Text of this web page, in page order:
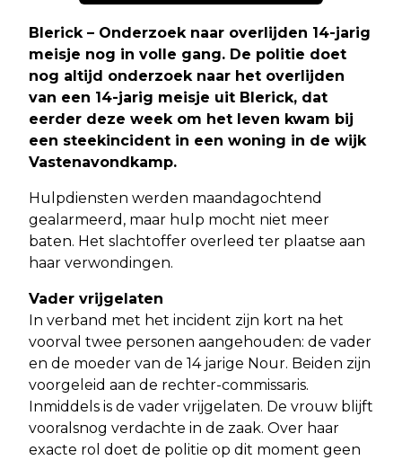
Blerick – Onderzoek naar overlijden 14-jarig
meisje nog in volle gang. De politie doet
nog altijd onderzoek naar het overlijden
van een 14-jarig meisje uit Blerick, dat
eerder deze week om het leven kwam bij
een steekincident in een woning in de wijk
Vastenavondkamp.
Hulpdiensten werden maandagochtend
gealarmeerd, maar hulp mocht niet meer
baten. Het slachtoffer overleed ter plaatse aan
haar verwondingen.
Vader vrijgelaten
In verband met het incident zijn kort na het
voorval twee personen aangehouden: de vader
en de moeder van de 14 jarige Nour. Beiden zijn
voorgeleid aan de rechter-commissaris.
Inmiddels is de vader vrijgelaten. De vrouw blijft
vooralsnog verdachte in de zaak. Over haar
exacte rol doet de politie op dit moment geen